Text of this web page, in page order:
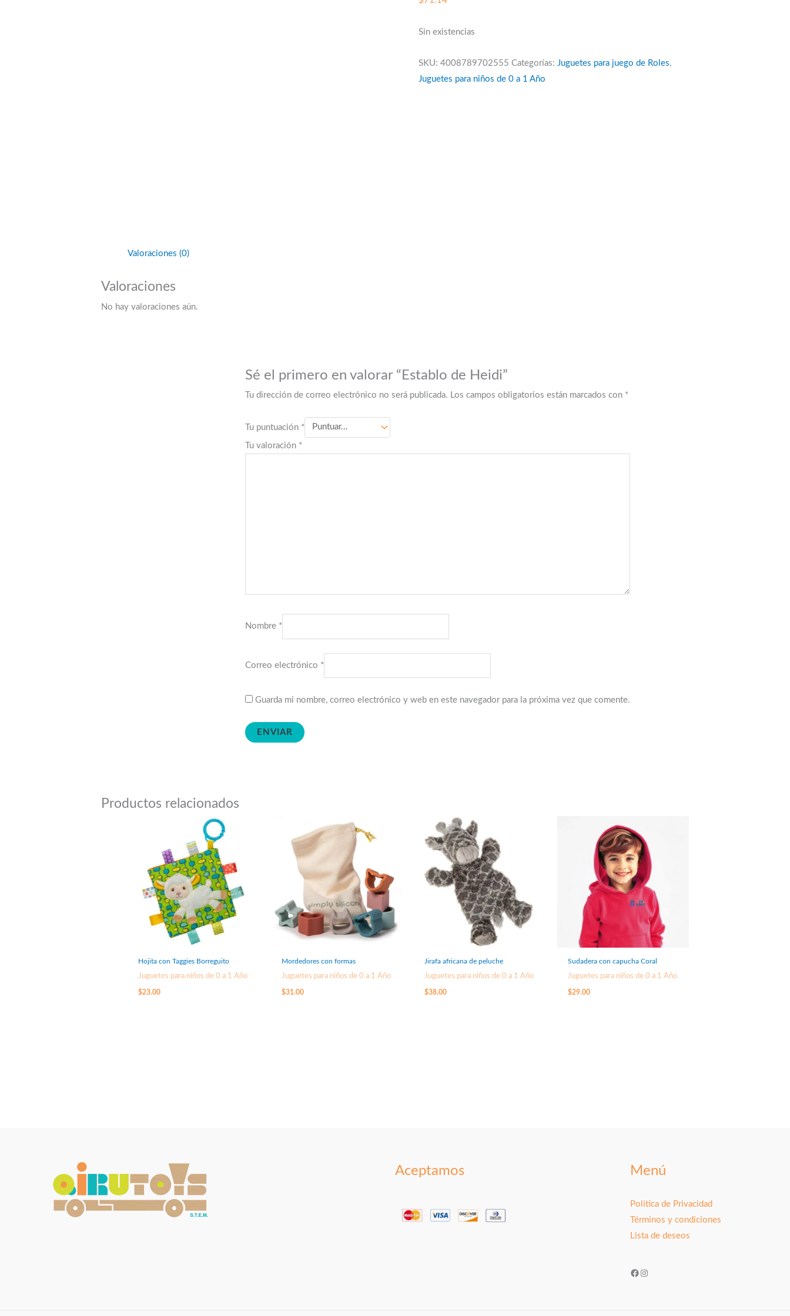
Sin existencias
SKU: 4008789702555 Categorías: Juguetes para juego de Roles,
Juguetes para niños de 0 a 1 Año
Valoraciones (0)
Valoraciones
No hay valoraciones aún.
Sé el primero en valorar “Establo de Heidi”
Tu dirección de correo electrónico no será publicada. Los campos obligatorios están marcados con *
Tu puntuación *
Tu valoración *
Nombre *
Correo electrónico *
Guarda mi nombre, correo electrónico y web en este navegador para la próxima vez que comente.
Productos relacionados
Hojita con Taggies Borreguito
Juguetes para niños de 0 a 1 Año
$23.00
Mordedores con formas
Juguetes para niños de 0 a 1 Año
$31.00
Jirafa africana de peluche
Juguetes para niños de 0 a 1 Año
$38.00
Sudadera con capucha Coral
Juguetes para niños de 0 a 1 Año
$29.00
Aceptamos Menú
Política de Privacidad
Términos y condiciones
Lista de deseos
Facebook
Instagram